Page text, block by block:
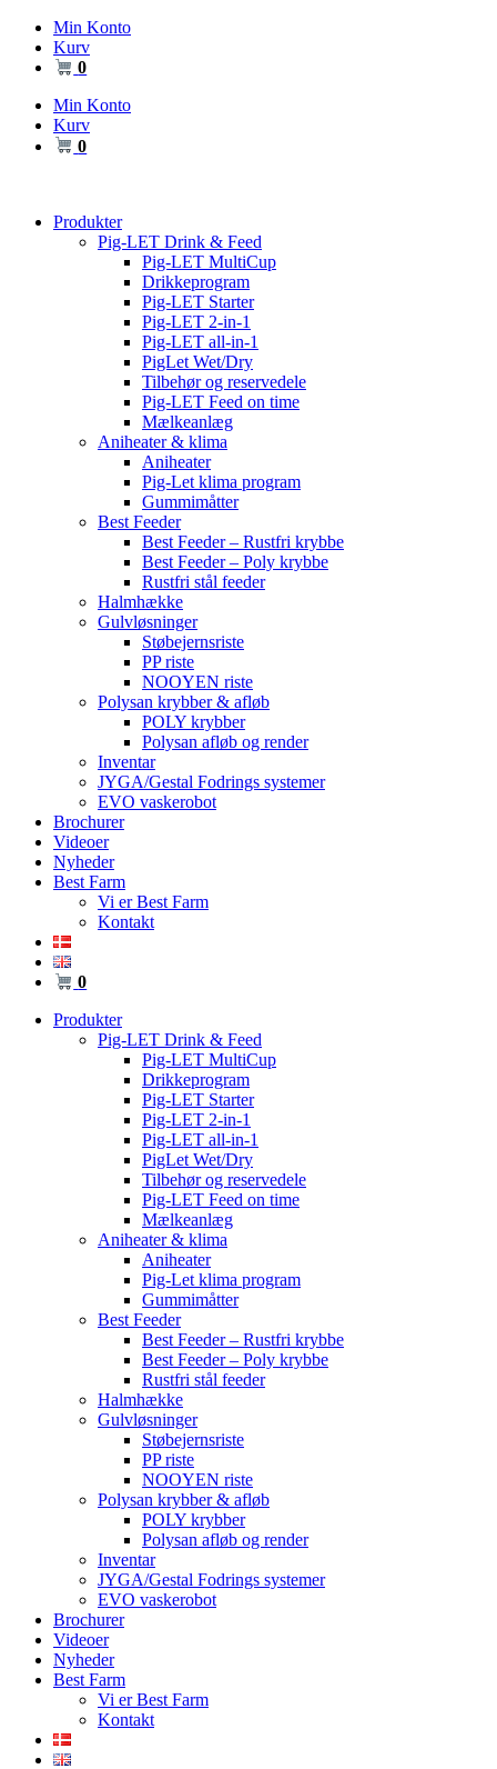
Videre
indhold
Min Konto
Kurv
0
Min Konto
Kurv
0
Produkter
Pig-LET Drink & Feed
Pig-LET MultiCup
Drikkeprogram
Pig-LET Starter
Pig-LET 2-in-1
Pig-LET all-in-1
PigLet Wet/Dry
Tilbehør og reservedele
Pig-LET Feed on time
Mælkeanlæg
Aniheater & klima
Aniheater
Pig-Let klima program
Gummimåtter
Best Feeder
Best Feeder – Rustfri krybbe
Best Feeder – Poly krybbe
Rustfri stål feeder
Halmhække
Gulvløsninger
Støbejernsriste
PP riste
NOOYEN riste
Polysan krybber & afløb
POLY krybber
Polysan afløb og render
Inventar
JYGA/Gestal Fodrings systemer
EVO vaskerobot
Brochurer
Videoer
Nyheder
Best Farm
Vi er Best Farm
Kontakt
0
Produkter
Pig-LET Drink & Feed
Pig-LET MultiCup
Drikkeprogram
Pig-LET Starter
Pig-LET 2-in-1
Pig-LET all-in-1
PigLet Wet/Dry
Tilbehør og reservedele
Pig-LET Feed on time
Mælkeanlæg
Aniheater & klima
Aniheater
Pig-Let klima program
Gummimåtter
Best Feeder
Best Feeder – Rustfri krybbe
Best Feeder – Poly krybbe
Rustfri stål feeder
Halmhække
Gulvløsninger
Støbejernsriste
PP riste
NOOYEN riste
Polysan krybber & afløb
POLY krybber
Polysan afløb og render
Inventar
JYGA/Gestal Fodrings systemer
EVO vaskerobot
Brochurer
Videoer
Nyheder
Best Farm
Vi er Best Farm
Kontakt